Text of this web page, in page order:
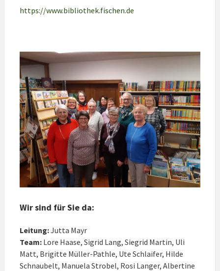
https://www.bibliothek.fischen.de
Wir sind für Sie da:
Leitung:Jutta Mayr
Team: Lore Haase, Sigrid Lang, Siegrid Martin, Uli
Matt, Brigitte Müller-Pathle, Ute Schlaifer, Hilde
Schnaubelt, Manuela Strobel, Rosi Langer, Albertine